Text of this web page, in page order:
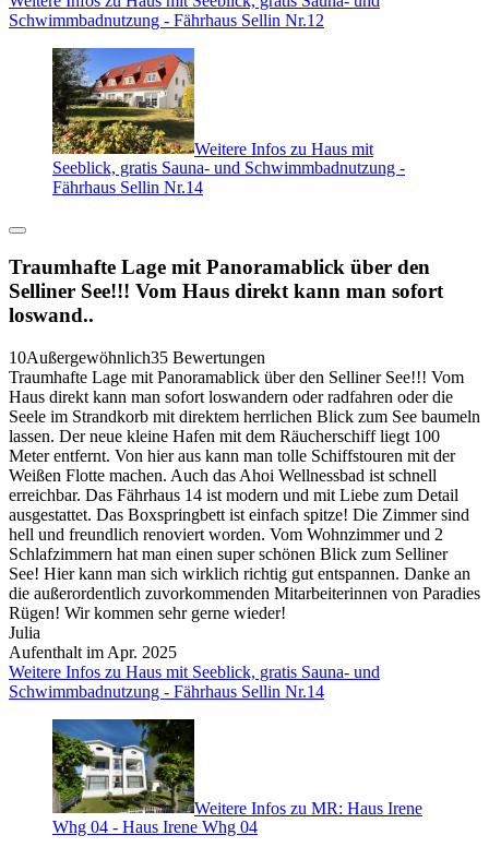
Schwimmbadnutzung - Fährhaus Sellin Nr.12
Weitere Infos zu Haus mit
Seeblick, gratis Sauna- und Schwimmbadnutzung -
Fährhaus Sellin Nr.14
Traumhafte Lage mit Panoramablick über den
Selliner See!!! Vom Haus direkt kann man sofort
loswand..
10Außergewöhnlich35 Bewertungen
Traumhafte Lage mit Panoramablick über den Selliner See!!! Vom
Haus direkt kann man sofort loswandern oder radfahren oder die
Seele im Strandkorb mit direktem herrlichen Blick zum See baumeln
lassen. Der neue kleine Hafen mit dem Räucherschiff liegt 100
Meter entfernt. Von hier aus kann man tolle Schiffstouren mit der
Weißen Flotte machen. Auch das Ahoi Wellnessbad ist schnell
erreichbar. Das Fährhaus 14 ist modern und mit Liebe zum Detail
ausgestattet. Das Boxspringbett ist einfach spitze! Die Zimmer sind
hell und freundlich renoviert worden. Vom Wohnzimmer und 2
Schlafzimmern hat man einen super schönen Blick zum Selliner
See! Hier kann man sich wirklich richtig gut entspannen. Danke an
die außerordentlich zuvorkommenden Mitarbeiterinnen von Paradies
Rügen! Wir kommen sehr gerne wieder!
Julia
Aufenthalt im Apr. 2025
Weitere Infos zu Haus mit Seeblick, gratis Sauna- und
Schwimmbadnutzung - Fährhaus Sellin Nr.14
Weitere Infos zu MR: Haus Irene
Whg 04 - Haus Irene Whg 04